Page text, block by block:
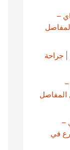
–
| جراحة
المفاصل
–
في